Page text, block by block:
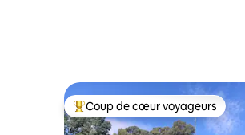
Coups de cœur voyageurs les
Coup de cœur voyageurs